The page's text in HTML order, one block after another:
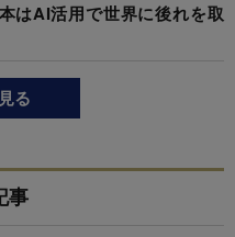
はAI活用で世界に後れを取
る
事